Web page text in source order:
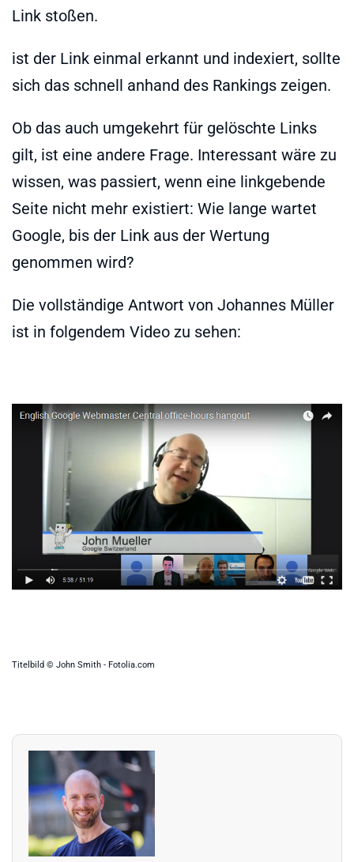
Link stoßen.
ist der Link einmal erkannt und indexiert, sollte
sich das schnell anhand des Rankings zeigen.
Ob das auch umgekehrt für gelöschte Links
gilt, ist eine andere Frage. Interessant wäre zu
wissen, was passiert, wenn eine linkgebende
Seite nicht mehr existiert: Wie lange wartet
Google, bis der Link aus der Wertung
genommen wird?
Die vollständige Antwort von Johannes Müller
ist in folgendem Video zu sehen:
Titelbild © John Smith - Fotolia.com